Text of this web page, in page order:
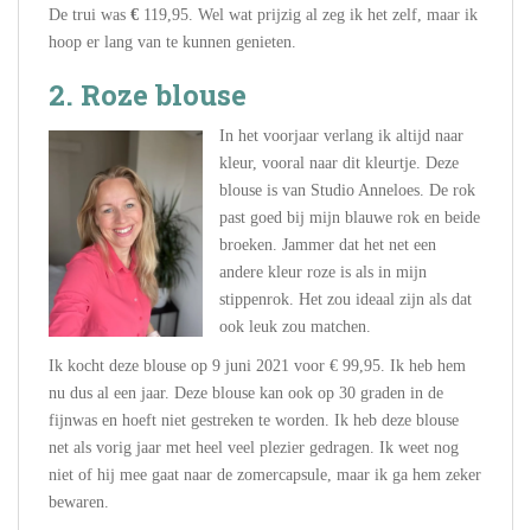
De trui was € 119,95. Wel wat prijzig al zeg ik het zelf, maar ik
hoop er lang van te kunnen genieten.
2. Roze blouse
In het voorjaar verlang ik altijd naar
kleur, vooral naar dit kleurtje. Deze
blouse is van Studio Anneloes. De rok
past goed bij mijn blauwe rok en beide
broeken. Jammer dat het net een
andere kleur roze is als in mijn
stippenrok. Het zou ideaal zijn als dat
ook leuk zou matchen.
Ik kocht deze blouse op 9 juni 2021 voor € 99,95. Ik heb hem
nu dus al een jaar. Deze blouse kan ook op 30 graden in de
fijnwas en hoeft niet gestreken te worden. Ik heb deze blouse
net als vorig jaar met heel veel plezier gedragen. Ik weet nog
niet of hij mee gaat naar de zomercapsule, maar ik ga hem zeker
bewaren.